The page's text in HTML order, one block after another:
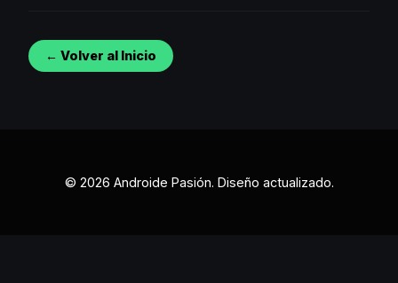
← Volver al Inicio
© 2026 Androide Pasión. Diseño actualizado.